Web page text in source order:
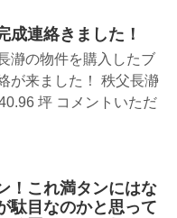
成連絡きました！
瀞の物件を購入したブ
が来ました！ 秩父長瀞
坪 コメントいただ
！これ満タンにはな
駄目なのかと思って